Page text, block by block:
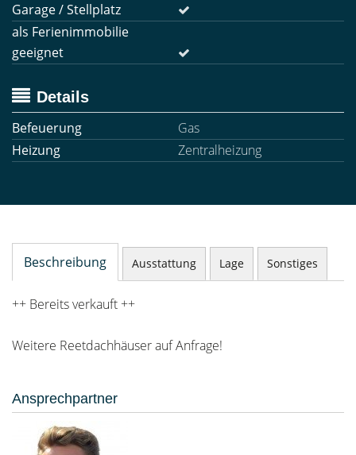
Garage / Stellplatz
als Ferienimmobilie
geeignet
Details
Befeuerung
Gas
Heizung
Zentralheizung
Beschreibung Ausstattung Lage Sonstiges
++ Bereits verkauft ++
Weitere Reetdachhäuser auf Anfrage!
Ansprechpartner